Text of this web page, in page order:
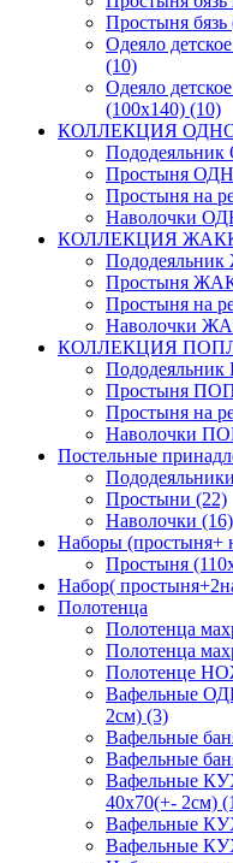
Простыня бязь
Одеяло
(10)
Одеяло
(100х140) (10)
КОЛЛЕКЦИЯ
Простыня
Простыня на
Наволочки
КОЛЛЕКЦИЯ
Простыня
Простыня на
Наволочки
КОЛЛЕКЦИЯ
Простыня
Простыня на
Наволочки
Постельные
Простыни (22)
Наволочки (16)
Наборы (простыня+
Простыня
Набор(
Полотенца
Полотенца
Полотенца
Полотенце
Вафельные
2см) (3)
Вафельные
Вафельные
Вафельные
40х70(+- 2см)
Вафельные
Вафельные